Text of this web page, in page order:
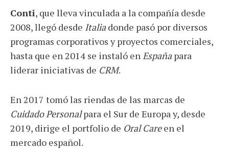
Conti, que lleva vinculada a la compañía desde
2008, llegó desde Italiadonde pasó por diversos
programas corporativos y proyectos comerciales,
hasta que en 2014 se instaló en Españapara
liderar iniciativas de CRM.
En 2017 tomó las riendas de las marcas de
Cuidado Personalpara el Sur de Europa y, desde
2019, dirige el portfolio de Oral Careen el
mercado español.